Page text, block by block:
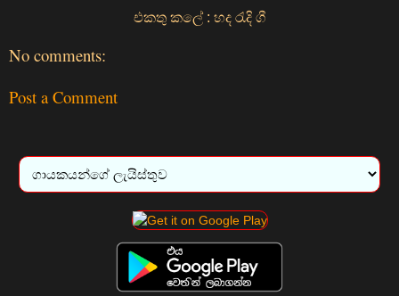
එකතු කලේ : හද රැදි ගී
No comments:
Post a Comment